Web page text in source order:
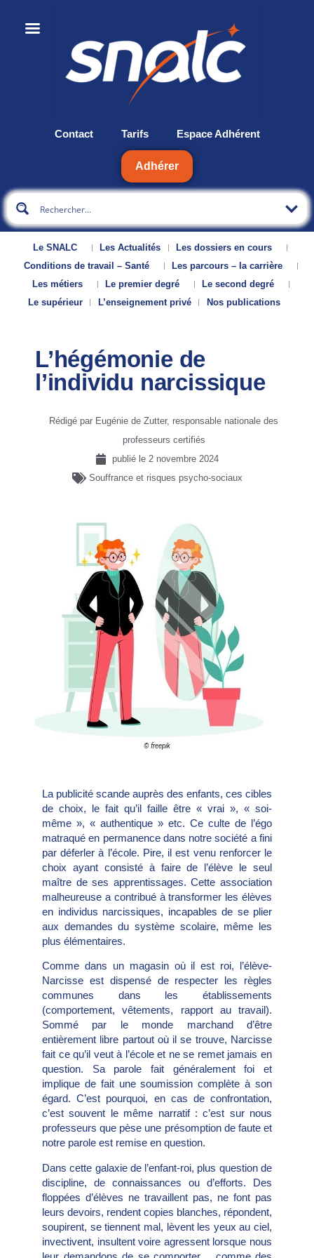
Contact Tarifs Espace Adhérent
Adhérer
Le SNALC Les Actualités
Les dossiers en cours
Conditions de travail – Santé
Les parcours – la carrière
Les métiers
Le premier degré
Le second degré
Le supérieur
L’enseignement privé Nos publications
L’hégémonie de
l’individu narcissique
Rédigé par Eugénie de Zutter, responsable nationale des
professeurs certifiés
publié le 2 novembre 2024
Souffrance et risques psycho-sociaux
© freepik
La publicité scande auprès des enfants, ces cibles
de choix, le fait qu’il faille être « vrai », « soi-
même », « authentique » etc. Ce culte de l’égo
matraqué en permanence dans notre société a fini
par déferler à l’école. Pire, il est venu renforcer le
choix ayant consisté à faire de l’élève le seul
maître de ses apprentissages. Cette association
malheureuse a contribué à transformer les élèves
en individus narcissiques, incapables de se plier
aux demandes du système scolaire, même les
plus élémentaires.
Comme dans un magasin où il est roi, l’élève-
Narcisse est dispensé de respecter les règles
communes dans les établissements
(comportement, vêtements, rapport au travail).
Sommé par le monde marchand d’être
entièrement libre partout où il se trouve, Narcisse
fait ce qu’il veut à l’école et ne se remet jamais en
question. Sa parole fait généralement foi et
implique de fait une soumission complète à son
égard. C’est pourquoi, en cas de confrontation,
c’est souvent le même narratif : c’est sur nous
professeurs que pèse une présomption de faute et
notre parole est remise en question.
Dans cette galaxie de l’enfant-roi, plus question de
discipline, de connaissances ou d’efforts. Des
floppées d’élèves ne travaillent pas, ne font pas
leurs devoirs, rendent copies blanches, répondent,
soupirent, se tiennent mal, lèvent les yeux au ciel,
invectivent, insultent voire agressent lorsque nous